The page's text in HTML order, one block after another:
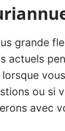
grande
actuels
ou si
avec